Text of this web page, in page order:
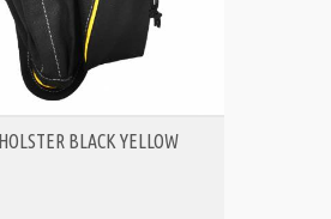
BLACK YELLOW